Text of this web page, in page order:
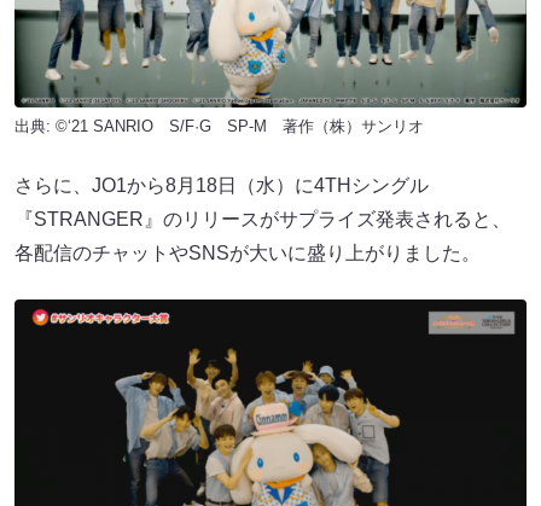
出典: ©‘21 SANRIO S/F·G SP-M 著作（株）サンリオ
さらに、JO1から8月18日（水）に4THシングル
『STRANGER』のリリースがサプライズ発表されると、
各配信のチャットやSNSが大いに盛り上がりました。